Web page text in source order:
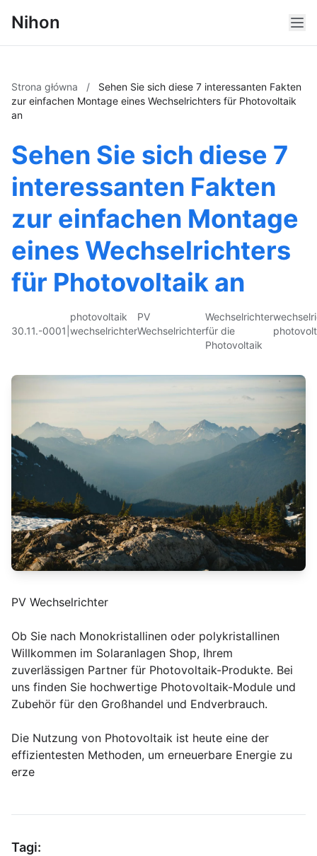
Nihon
Strona główna /
Sehen Sie sich diese 7 interessanten Fakten
zur einfachen Montage eines Wechselrichters für Photovoltaik
an
Sehen Sie sich diese 7
interessanten Fakten
zur einfachen Montage
eines Wechselrichters
für Photovoltaik an
30.11.-0001
photovoltaik
wechselrichter
PV
Wechselrichter
Wechselrichter
für die
Photovoltaik
PV Wechselrichter
Ob Sie nach Monokristallinen oder polykristallinen
Willkommen im Solaranlagen Shop, Ihrem
zuverlässigen Partner für Photovoltaik-Produkte. Bei
uns finden Sie hochwertige Photovoltaik-Module und
Zubehör für den Großhandel und Endverbrauch.
Die Nutzung von Photovoltaik ist heute eine der
effizientesten Methoden, um erneuerbare Energie zu
erze
Tagi: